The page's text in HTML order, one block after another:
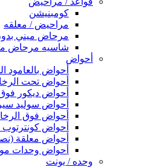
كومبنيشن
مراحيض / معلقه
مرحاض ميني
شاسيه مرحاض
أحواض
أحواض بالعامود
أحواض تحت
أحواض ديكور
أحواض سوليد
أحواض فوق
أحواض
أحواض معلقة
أحواض وحدات
وحده / يونت